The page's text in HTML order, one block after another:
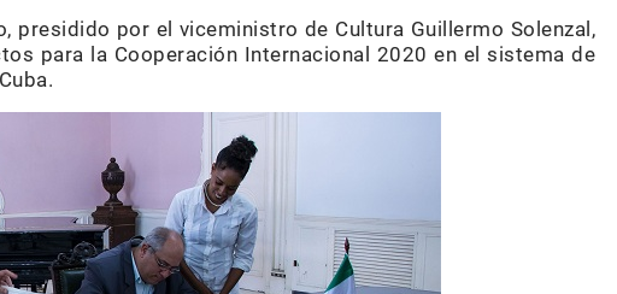
presidido por el viceministro de Cultura Guillermo Solenzal,
para la Cooperación Internacional 2020 en el sistema de